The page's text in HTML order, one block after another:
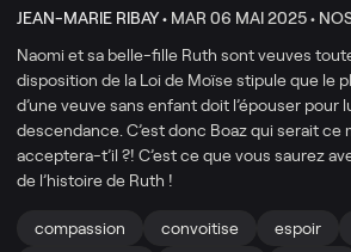
JEAN-MARIE RIBAY • MAR 06 MAI 2025 •
Naomi et sa belle-fille Ruth sont veuves
disposition de la Loi de Moïse stipule que le
d’une veuve sans enfant doit l’épouser pour
descendance. C’est donc Boaz qui serait ce
acceptera-t’il ?! C’est ce que vous saurez
de l’histoire de Ruth !
compassion convoitise espoir